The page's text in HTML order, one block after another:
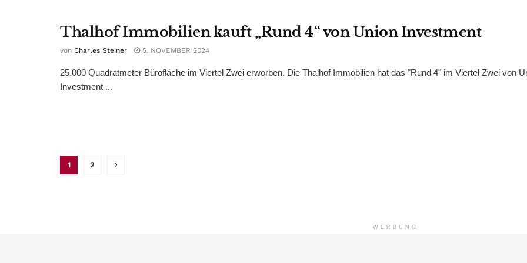
Thalhof Immobilien kauft „Rund 4“ von Union Investment
von Charles Steiner 5. NOVEMBER 2024
25.000 Quadratmeter Bürofläche im Viertel Zwei erworben. Die Thalhof Immobilien hat das "Rund 4" im Viertel Zwei von
Investment ...
1 2
WERBUNG